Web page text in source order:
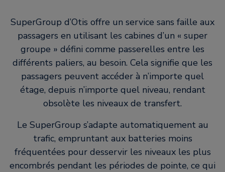
SuperGroup d’Otis offre un service sans faille aux
passagers en utilisant les cabines d’un « super
groupe » défini comme passerelles entre les
différents paliers, au besoin. Cela signifie que les
passagers peuvent accéder à n’importe quel
étage, depuis n’importe quel niveau, rendant
obsolète les niveaux de transfert.
Le SuperGroup s’adapte automatiquement au
trafic, empruntant aux batteries moins
fréquentées pour desservir les niveaux les plus
encombrés pendant les périodes de pointe, ce qui